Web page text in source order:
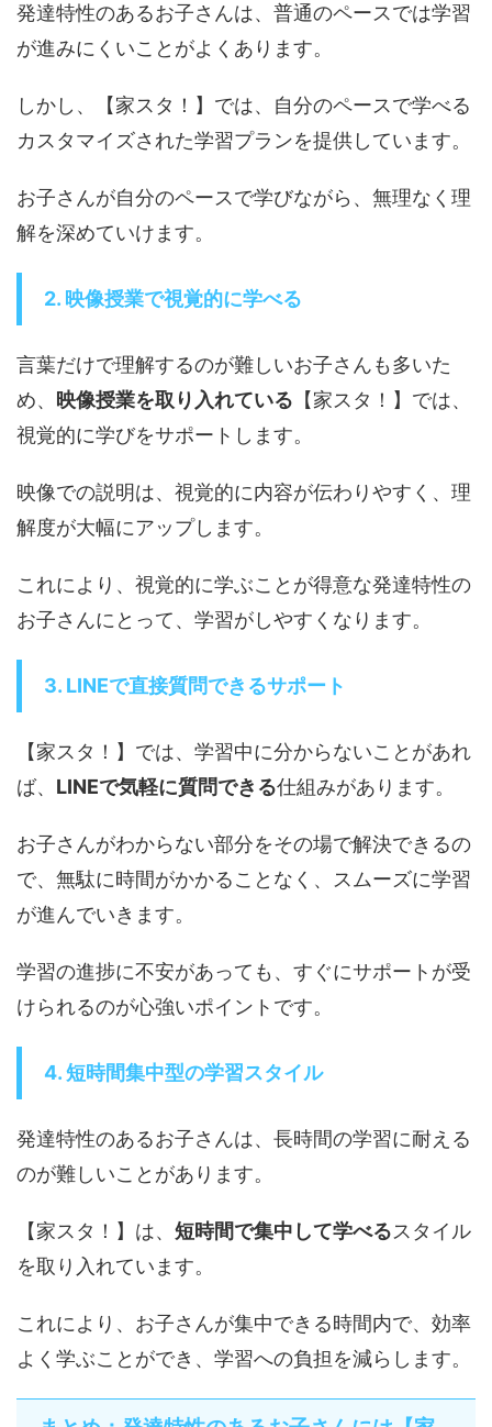
発達特性のあるお子さんは、普通のペースでは学習
が進みにくいことがよくあります。
しかし、【家スタ！】では、自分のペースで学べる
カスタマイズされた学習プランを提供しています。
お子さんが自分のペースで学びながら、無理なく理
解を深めていけます。
2. 映像授業で視覚的に学べる
言葉だけで理解するのが難しいお子さんも多いた
め、
映像授業を取り入れている 【家スタ！】では、
視覚的に学びをサポートします。
映像での説明は、視覚的に内容が伝わりやすく、理
解度が大幅にアップします。
これにより、視覚的に学ぶことが得意な発達特性の
お子さんにとって、学習がしやすくなります。
3. LINEで直接質問できるサポート
【家スタ！】では、学習中に分からないことがあれ
ば、 LINEで気軽に質問できる仕組みがあります。
お子さんがわからない部分をその場で解決できるの
で、無駄に時間がかかることなく、スムーズに学習
が進んでいきます。
学習の進捗に不安があっても、すぐにサポートが受
けられるのが心強いポイントです。
4. 短時間集中型の学習スタイル
発達特性のあるお子さんは、長時間の学習に耐える
のが難しいことがあります。
【家スタ！】は、 短時間で集中して学べるスタイル
を取り入れています。
これにより、お子さんが集中できる時間内で、効率
よく学ぶことができ、学習への負担を減らします。